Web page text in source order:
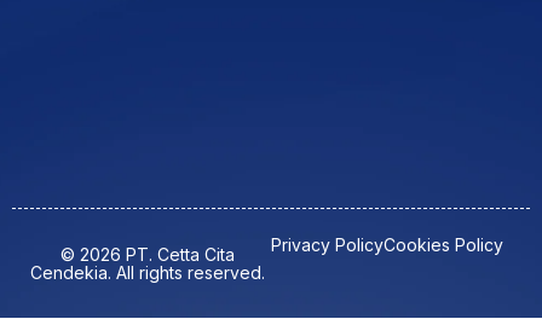
© 2026 PT. Cetta Cita
Cendekia. All rights reserved.
Privacy PolicyCookies Policy